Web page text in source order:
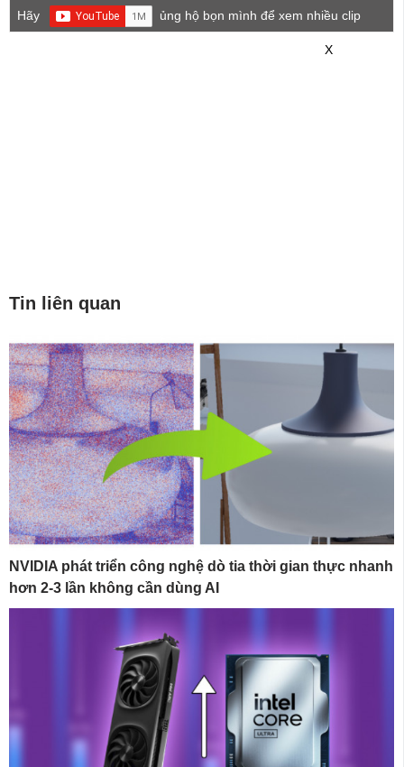
Hãy
ủng hộ bọn mình để xem nhiều clip
X
Tin liên quan
NVIDIA phát triển công nghệ dò tia thời gian thực nhanh
hơn 2-3 lần không cần dùng AI